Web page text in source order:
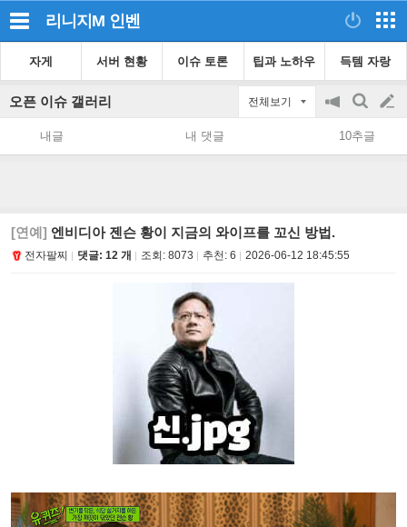
리니지M 인벤
자게 서버 현황 이슈 토론 팁과 노하우 득템 자랑
오픈 이슈 갤러리 전체보기
공
지
on/off
검
색
글
쓰
내글 내 댓글 10추글
[연예] 엔비디아 젠슨 황이 지금의 와이프를 꼬신 방법.
전자팔찌 댓글: 12 개 조회: 8073 추천: 6 2026-06-12 18:45:55